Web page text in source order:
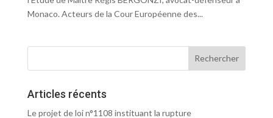
Monaco. Acteurs de la Cour Européenne des...
Articles récents
Le projet de loi n°1108 instituant la rupture